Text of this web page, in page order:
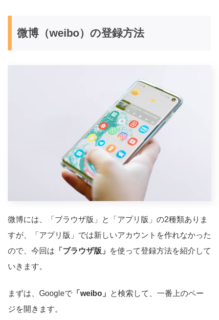
微博（weibo）の登録方法
微博には、「ブラウザ版」と「アプリ版」の2種類ありま
すが、「アプリ版」では新しいアカウントを作れなかった
ので、今回は 「ブラウザ版」
を使って登録方法を紹介して
いきます。
まずは、Googleで 「weibo」
と検索して、一番上のペー
ジを開きます。